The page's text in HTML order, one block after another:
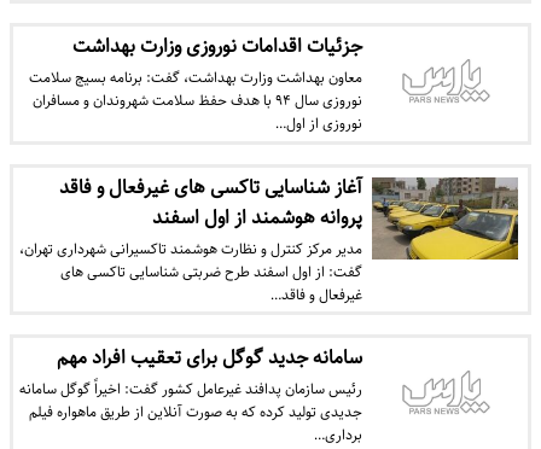
جزئیات اقدامات نوروزی وزارت بهداشت
معاون بهداشت وزارت بهداشت، گفت: برنامه بسیج سلامت
نوروزی سال ۹۴ با هدف حفظ سلامت شهروندان و مسافران
نوروزی از اول…
آغاز شناسایی تاکسی های غیرفعال و فاقد
پروانه هوشمند از اول اسفند
مدیر مرکز کنترل و نظارت هوشمند تاکسیرانی شهرداری تهران،
گفت: از اول اسفند طرح ضربتی شناسایی تاکسی های
غیرفعال و فاقد…
سامانه جدید گوگل برای تعقیب افراد مهم
رئیس سازمان پدافند غیرعامل کشور گفت: اخیراً گوگل سامانه
جدیدی تولید کرده که به صورت آنلاین از طریق ماهواره فیلم
برداری…